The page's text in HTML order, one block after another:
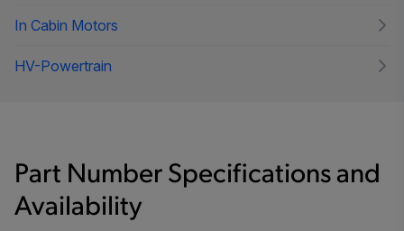
In Cabin Motors
HV-Powertrain
Part Number Specifications and
Availability